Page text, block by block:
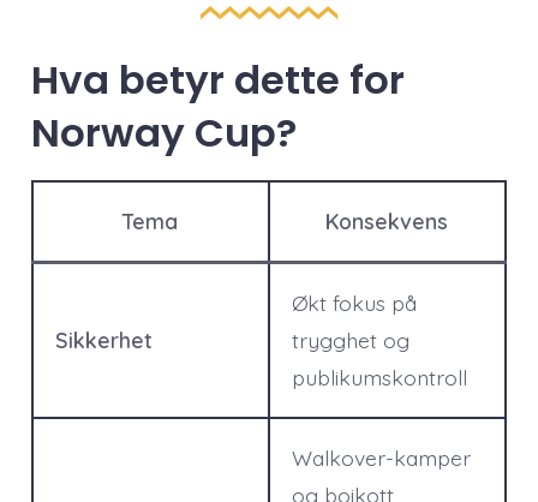
Hva betyr dette for
Norway Cup?
Tema Konsekvens
Sikkerhet
Økt fokus på
trygghet og
publikumskontroll
Walkover-kamper
og boikott